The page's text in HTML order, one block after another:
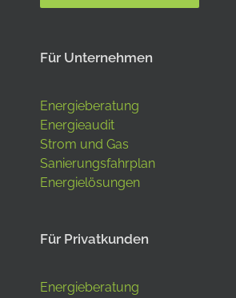
Für Unternehmen
Energieberatung
Energieaudit
Strom und Gas
Sanierungsfahrplan
Energielösungen
Für Privatkunden
Energieberatung